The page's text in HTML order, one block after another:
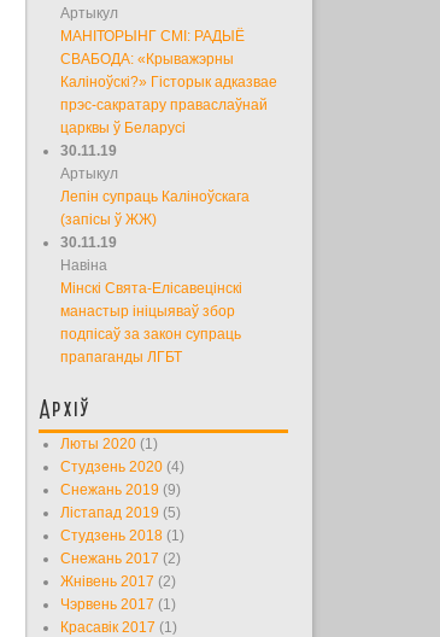
Артыкул
МАНІТОРЫНГ СМІ: РАДЫЁ
СВАБОДА: «Крыважэрны
Каліноўскі?» Гісторык адказвае
прэс-сакратару праваслаўнай
царквы ў Беларусі
30.11.19
Артыкул
Лепін супраць Каліноўскага
(запісы ў ЖЖ)
30.11.19
Навіна
Мінскі Свята-Елісавецінскі
манастыр ініцыяваў збор
подпісаў за закон супраць
прапаганды ЛГБТ
Архіў
Люты 2020 (1)
Студзень 2020 (4)
Снежань 2019 (9)
Лістапад 2019 (5)
Студзень 2018 (1)
Снежань 2017 (2)
Жнівень 2017 (2)
Чэрвень 2017 (1)
Красавік 2017 (1)